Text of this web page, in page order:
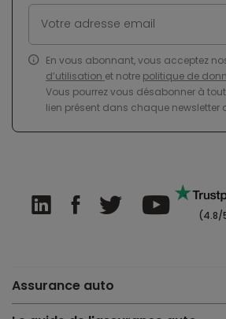
En vous abonnant, vous acceptez
d’utilisation et notre politique de
Vous pourrez vous désabonner à
lien présent dans chaque newsletter
(4.8/
Assurance auto